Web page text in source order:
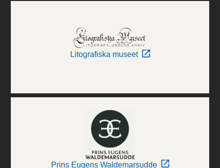
Litografiska museet
Prins Eugens Waldemarsudde